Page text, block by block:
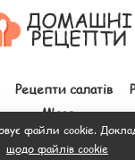
Рецепти салатів
М’ясо
файли cookie.
щодо файлів cookie